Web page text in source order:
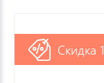
Скидка